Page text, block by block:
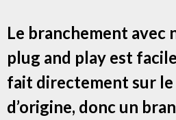
Le branchement avec
plug and play est
fait directement sur le
d’origine, donc un